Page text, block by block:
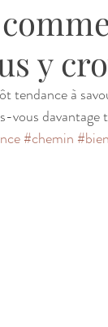
y
tendance à
vous davantage
#chemin